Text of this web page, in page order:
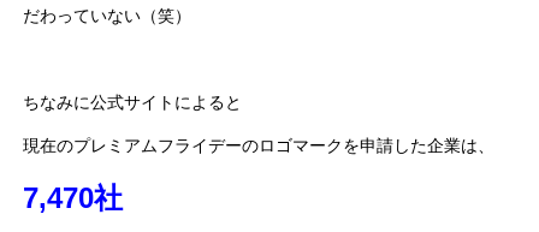
だわっていない（笑）
ちなみに公式サイトによると
現在のプレミアムフライデーのロゴマークを申請した企業は、
7,470社